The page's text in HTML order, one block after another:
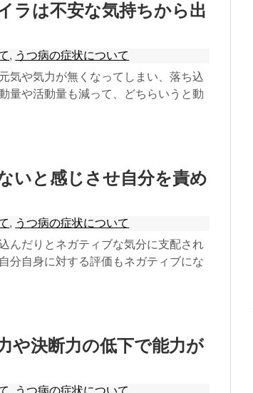
ラは不安な気持ちから出
, うつ病の症状について
気や気力が無くなってしまい、落ち込
量や活動量も減って、どちらいうと動
いと感じさせ自分を責め
, うつ病の症状について
んだりとネガティブな気分に支配され
分自身に対する評価もネガティブにな
や決断力の低下で能力が